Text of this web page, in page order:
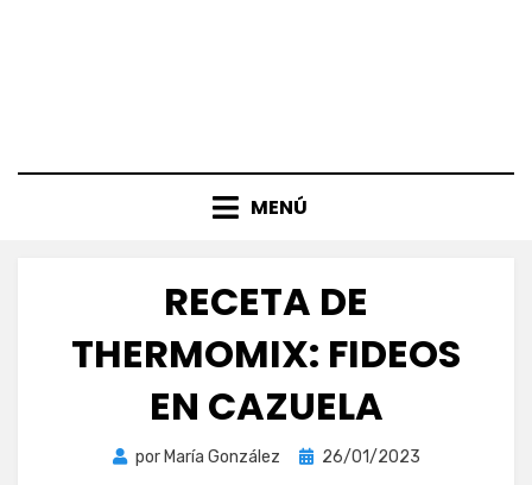
MENÚ
RECETA DE
THERMOMIX: FIDEOS
EN CAZUELA
por María González
Publicada
26/01/2023